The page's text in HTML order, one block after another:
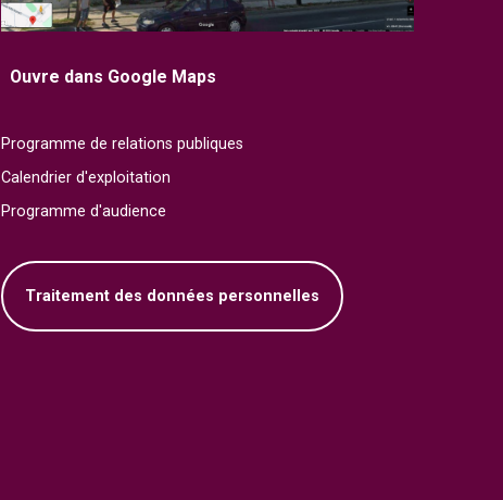
Ouvre dans Google Maps
Programme de relations publiques
Calendrier d'exploitation
Programme d'audience
Traitement des données personnelles